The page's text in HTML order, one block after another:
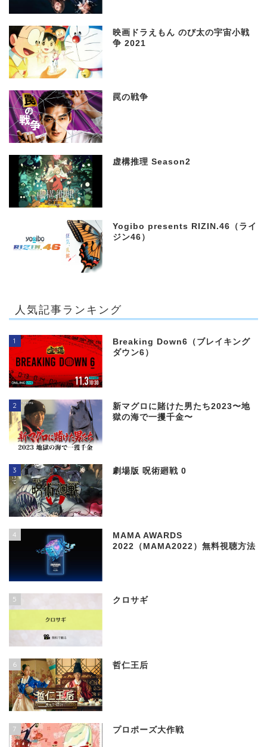
映画ドラえもん のび太の宇宙小戦
争 2021
罠の戦争
虚構推理 Season2
Yogibo presents RIZIN.46（ライ
ジン46）
人気記事ランキング
1
Breaking Down6（ブレイキング
ダウン6）
2
新マグロに賭けた男たち2023〜地
獄の海で一攫千金〜
3 劇場版 呪術廻戦 0
4
MAMA AWARDS
2022（MAMA2022）無料視聴方法
5 クロサギ
6 哲仁王后
7 プロポーズ大作戦